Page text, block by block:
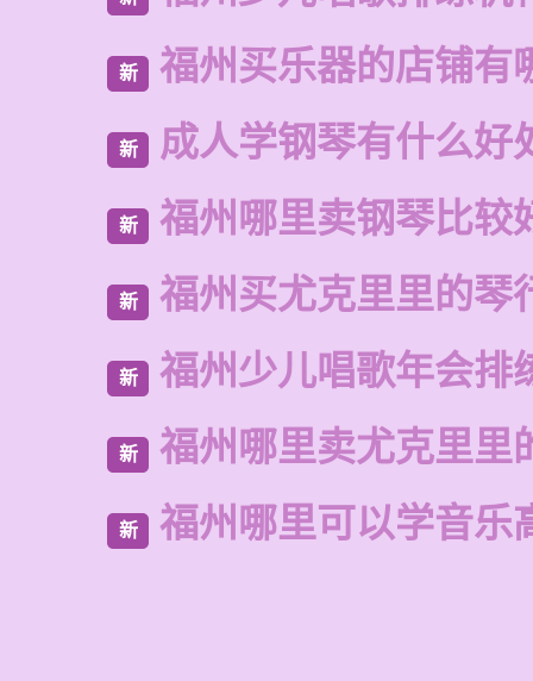
新 福州买乐器的店铺有
新 成人学钢琴有什么好
新 福州哪里卖钢琴比较
新 福州买尤克里里的琴
新 福州少儿唱歌年会排
新 福州哪里卖尤克里里
新 福州哪里可以学音乐